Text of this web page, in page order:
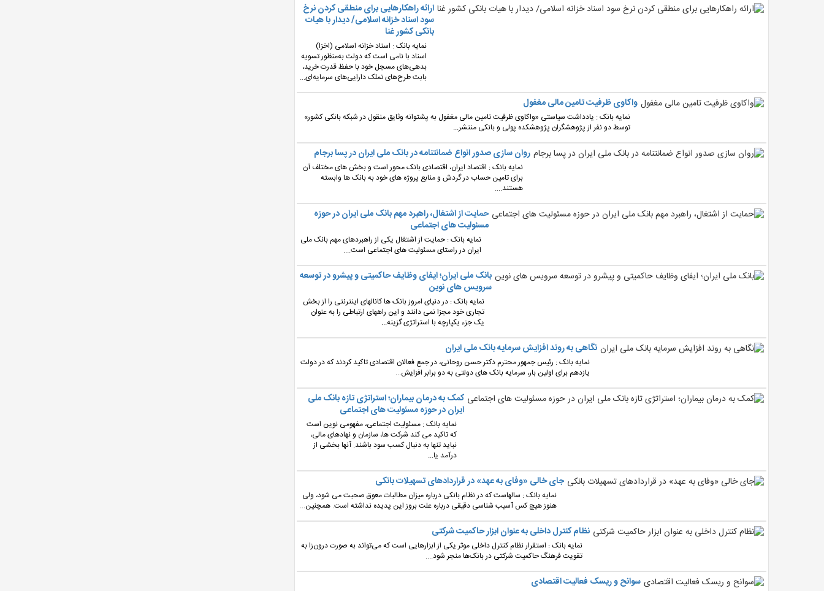
ارائه راهکارهایی برای منطقی کردن نرخ
سود اسناد خزانه اسلامی/ ​دیدار با هیات
بانکی کشور غنا
نمایه بانک : اسناد خزانه اسلامی (اخزا)
اسناد با نامی است که دولت به‌منظور تسویه
بدهی‌های مسجل خود با حفظ قدرت خرید،
بابت طرح‌های تملک دارایی‌های سرمایه‌ای...
واکاوی ظرفیت تامین مالی مغفول
نمایه بانک : یادداشت سیاستی «واکاوی ظرفیت تامین مالی مغفول به پشتوانه وثایق منقول در شبکه بانکی کشور»
توسط دو نفر از پژوهشگران پژوهشکده پولی و بانکی منتشر...
روان سازی صدور انواع ضمانتنامه در بانک ملی ایران در پسا برجام
نمایه بانک : اقتصاد ایران، اقتصادی بانک محور است و بخش های مختلف آن
برای تامین حساب در گردش و منابع پروژه های خود به بانک ها وابسته
هستند....
حمایت از اشتغال، راهبرد مهم بانک ملی ایران در حوزه
مسئولیت های اجتماعی
نمایه بانک : حمایت از اشتغال یکی از راهبردهای مهم بانک ملی
ایران در راستای مسئولیت های اجتماعی است....
بانک ملی ایران؛ ایفای وظایف حاکمیتی و پیشرو در توسعه
سرویس های نوین
نمایه بانک : در دنیای امروز بانک ها کانالهای اینترنتی را از بخش
تجاری خود مجزا نمی دانند و این راههای ارتباطی را به عنوان
یک جزء یکپارچه با استراتژی گزینه...
نگاهی به روند افزایش سرمایه بانک ملی ایران
نمایه بانک : رئیس جمهور محترم دکتر حسن روحانی، در جمع فعالان اقتصادی تاکید کردند که در دولت
یازدهم برای اولین بار، سرمایه بانک های دولتی به دو برابر افزایش...
کمک به درمان بیماران؛ استراتژی تازه بانک ملی
ایران در حوزه مسئولیت های اجتماعی
نمایه بانک : مسئولیت اجتماعی، مفهومی نوین است
که تاکید می کند شرکت ها، سازمان و نهادهای مالی،
نباید تنها به دنبال کسب سود باشند. آنها بخشی از
درآمد یا...
جای خالی «وفای به عهد» در قراردادهای تسهیلات بانکی
نمایه بانک : سالهاست که در نظام بانکی درباره میزان مطالبات معوق صحبت می شود، ولی
هنوز هیچ کس آسیب شناسی دقیقی درباره علت بروز این پدیده نداشته است. همچنین...
نظام کنترل داخلی به عنوان ابزار حاکمیت شرکتی
نمایه بانک : استقرار نظام کنترل داخلی موثر یکی از ابزارهایی است که می‌تواند به صورت درون‌زا به
تقویت فرهنگ حاکمیت شرکتی در بانک‌ها منجر شود....
سوانح و ریسک فعالیت اقتصادی